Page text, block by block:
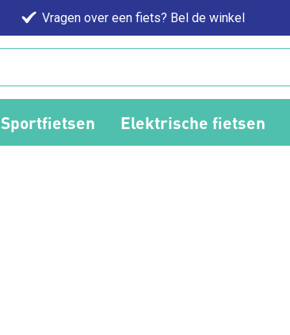
Vragen over een fiets? Bel de winkel
Sportfietsen Elektrische fietsen